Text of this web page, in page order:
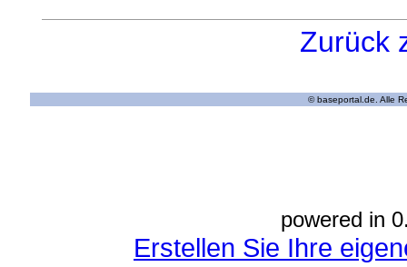
Zurück
© baseportal.de. Alle
powered in
Erstellen Sie Ihre